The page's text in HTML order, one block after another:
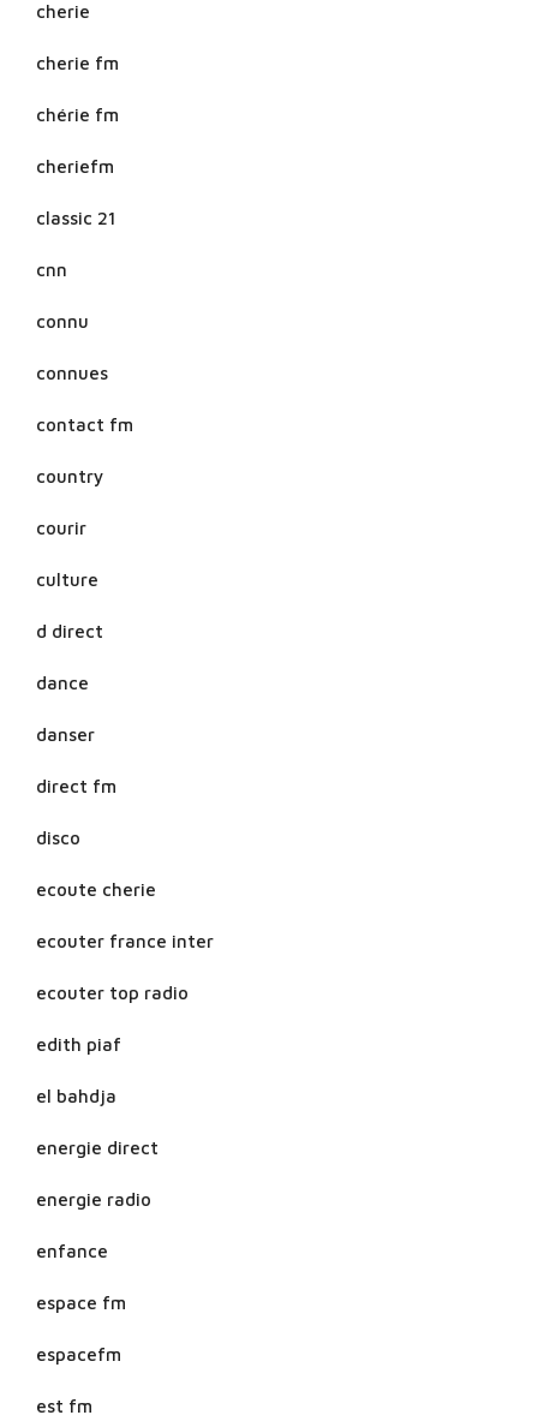
cherie
cherie fm
chérie fm
cheriefm
classic 21
cnn
connu
connues
contact fm
country
courir
culture
d direct
dance
danser
direct fm
disco
ecoute cherie
ecouter france inter
ecouter top radio
edith piaf
el bahdja
energie direct
energie radio
enfance
espace fm
espacefm
est fm